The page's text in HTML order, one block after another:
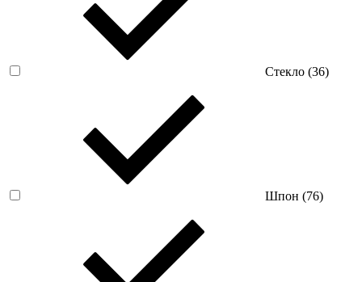
Стекло (36)
Шпон (76)